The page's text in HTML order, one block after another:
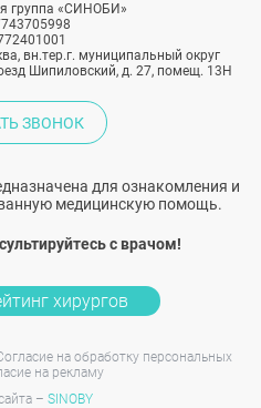
группа «СИНОБИ»
вн.тер.г. муниципальный округ
Шипиловский, д. 27, помещ. 13Н
ЗВОНОК
для ознакомления и
медицинскую помощь.
с врачом!
хирургов
на обработку персональных
на рекламу
– SINOBY